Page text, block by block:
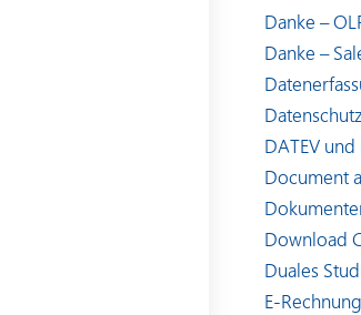
Danke –
Danke –
DATEV
Document
Download
Duales
E-